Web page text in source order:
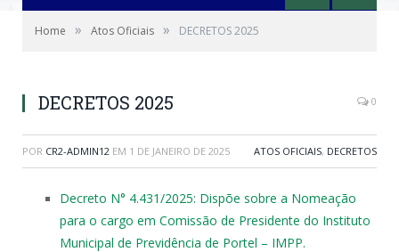
Home » Atos Oficiais » DECRETOS 2025
DECRETOS 2025 0
POR CR2-ADMIN12 EM 1 DE JANEIRO DE 2025 ATOS OFICIAIS, DECRETOS
Decreto N° 4.431/2025: Dispõe sobre a Nomeação
para o cargo em Comissão de Presidente do Instituto
Municipal de Previdência de Portel – IMPP.